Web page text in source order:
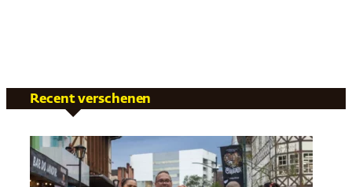
Recent verschenen